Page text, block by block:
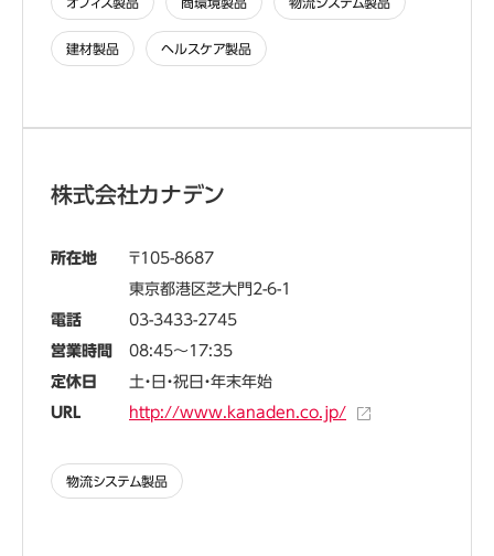
建材製品 ヘルスケア製品
株式会社カナデン
所在地
105-8687
東京都港区芝大門2-6-1
電話
03-3433-2745
営業時間
08:45～17:35
定休日
土・日・祝日・年末年始
URL
http://www.kanaden.co.jp/
物流システム製品